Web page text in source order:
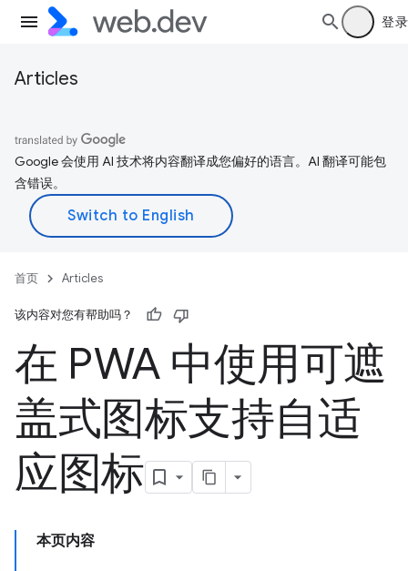
登录
Articles
Google 会使用 AI 技术将内容翻译成您偏好的语言。AI 翻译可能包
含错误。
首页 Articles
该内容对您有帮助吗？
在 PWA 中使用可遮
盖式图标支持自适
应图标
本页内容